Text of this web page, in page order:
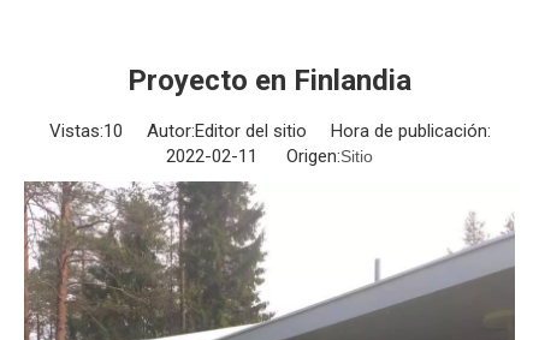
Proyecto en Finlandia
Vistas:10 Autor:Editor del sitio Hora de publicación:
2022-02-11 Origen:Sitio